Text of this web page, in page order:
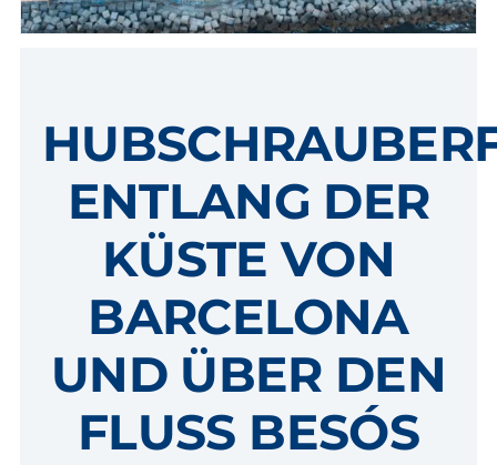
ENTLANG DER
KÜSTE VON
BARCELONA
UND ÜBER DEN
FLUSS BESÓS